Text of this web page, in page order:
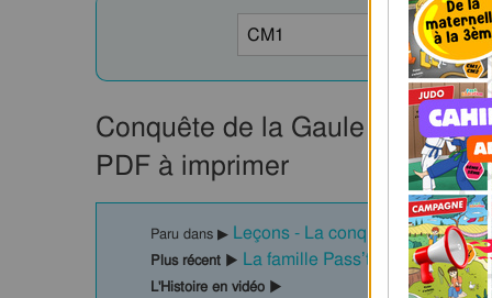
Conquête de la Gaule – Ce2 –
PDF à imprimer
Paru dans ▶ Leçons - La conquête de la
Plus récent ▶ La famille Pass’temps à
L'Histoire en vidéo ▶